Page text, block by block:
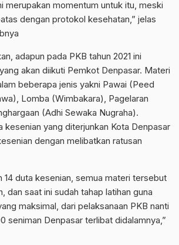
merupakan momentum untuk itu, meski
dengan protokol kesehatan,” jelas
adapun pada PKB tahun 2021 ini
akan diikuti Pemkot Denpasar. Materi
beberapa jenis yakni Pawai (Peed
Lomba (Wimbakara), Pagelaran
(Adhi Sewaka Nugraha).
kesenian yang diterjunkan Kota Denpasar
dengan melibatkan ratusan
14 duta kesenian, semua materi tersebut
dan saat ini sudah tahap latihan guna
maksimal, dari pelaksanaan PKB nanti
seniman Denpasar terlibat didalamnya,”